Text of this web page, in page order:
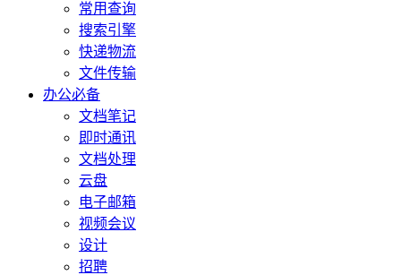
常用查询
搜索引擎
快递物流
文件传输
办公必备
文档笔记
即时通讯
文档处理
云盘
电子邮箱
视频会议
设计
招聘